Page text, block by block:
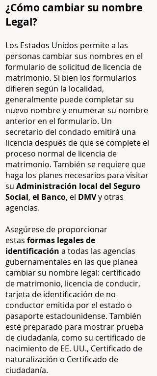
¿Cómo cambiar su nombre
Legal?
Los Estados Unidos permite a las
personas cambiar sus nombres en el
formulario de solicitud de licencia de
matrimonio. Si bien los formularios
difieren según la localidad,
generalmente puede completar su
nuevo nombre y enumerar su nombre
anterior en el formulario. Un
secretario del condado emitirá una
licencia después de que se complete el
proceso normal de licencia de
matrimonio. También se requiere que
haga los planes necesarios para visitar
su Administración local del Seguro
Social, el Banco, el DMVy otras
agencias.
Asegúrese de proporcionar
estas formas legales de
identificación a todas las agencias
gubernamentales en las que planea
cambiar su nombre legal: certificado
de matrimonio, licencia de conducir,
tarjeta de identificación de no
conductor emitida por el estado o
pasaporte estadounidense. También
esté preparado para mostrar prueba
de ciudadanía, como su certificado de
nacimiento de EE. UU., Certificado de
naturalización o Certificado de
ciudadanía.